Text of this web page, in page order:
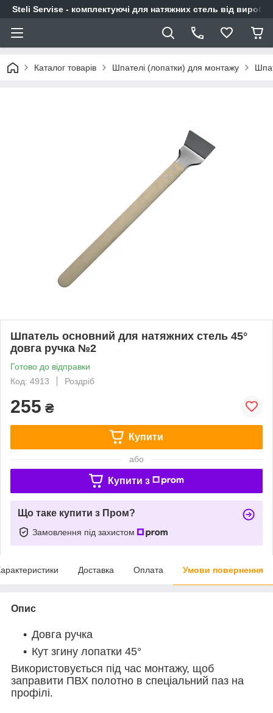
Steli Servise - комплектуючі для натяжних стель від
Каталог товарів Шпателі (лопатки) для монтажу
Шпатель основний для натяжних стель 45°
довга ручка №2
Готово до відправки
Код: 4913
Роздріб
255 ₴
Купити
або
Купити з
Що таке купити з Пром?
Замовлення під захистом
Доставка Оплата Умови повернення
Опис
Довга ручка
Кут згину лопатки 45°
Використовується під час монтажу, щоб
заправити ПВХ полотно в спеціальний паз на
профілі.